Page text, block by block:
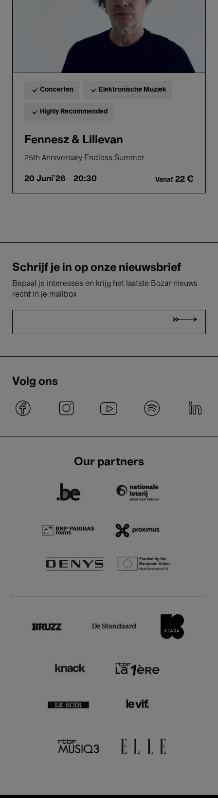
Concerten Elektronische Muziek
Highly Recommended
Fennesz & Lillevan
25th Anniversary Endless Summer
20 Juni'26 - 20:30 Vanaf 22 €
Schrijf je in op onze nieuwsbrief
Bepaal je interesses en krijg het laatste Bozar nieuws
recht in je mailbox
Volg ons
Our partners